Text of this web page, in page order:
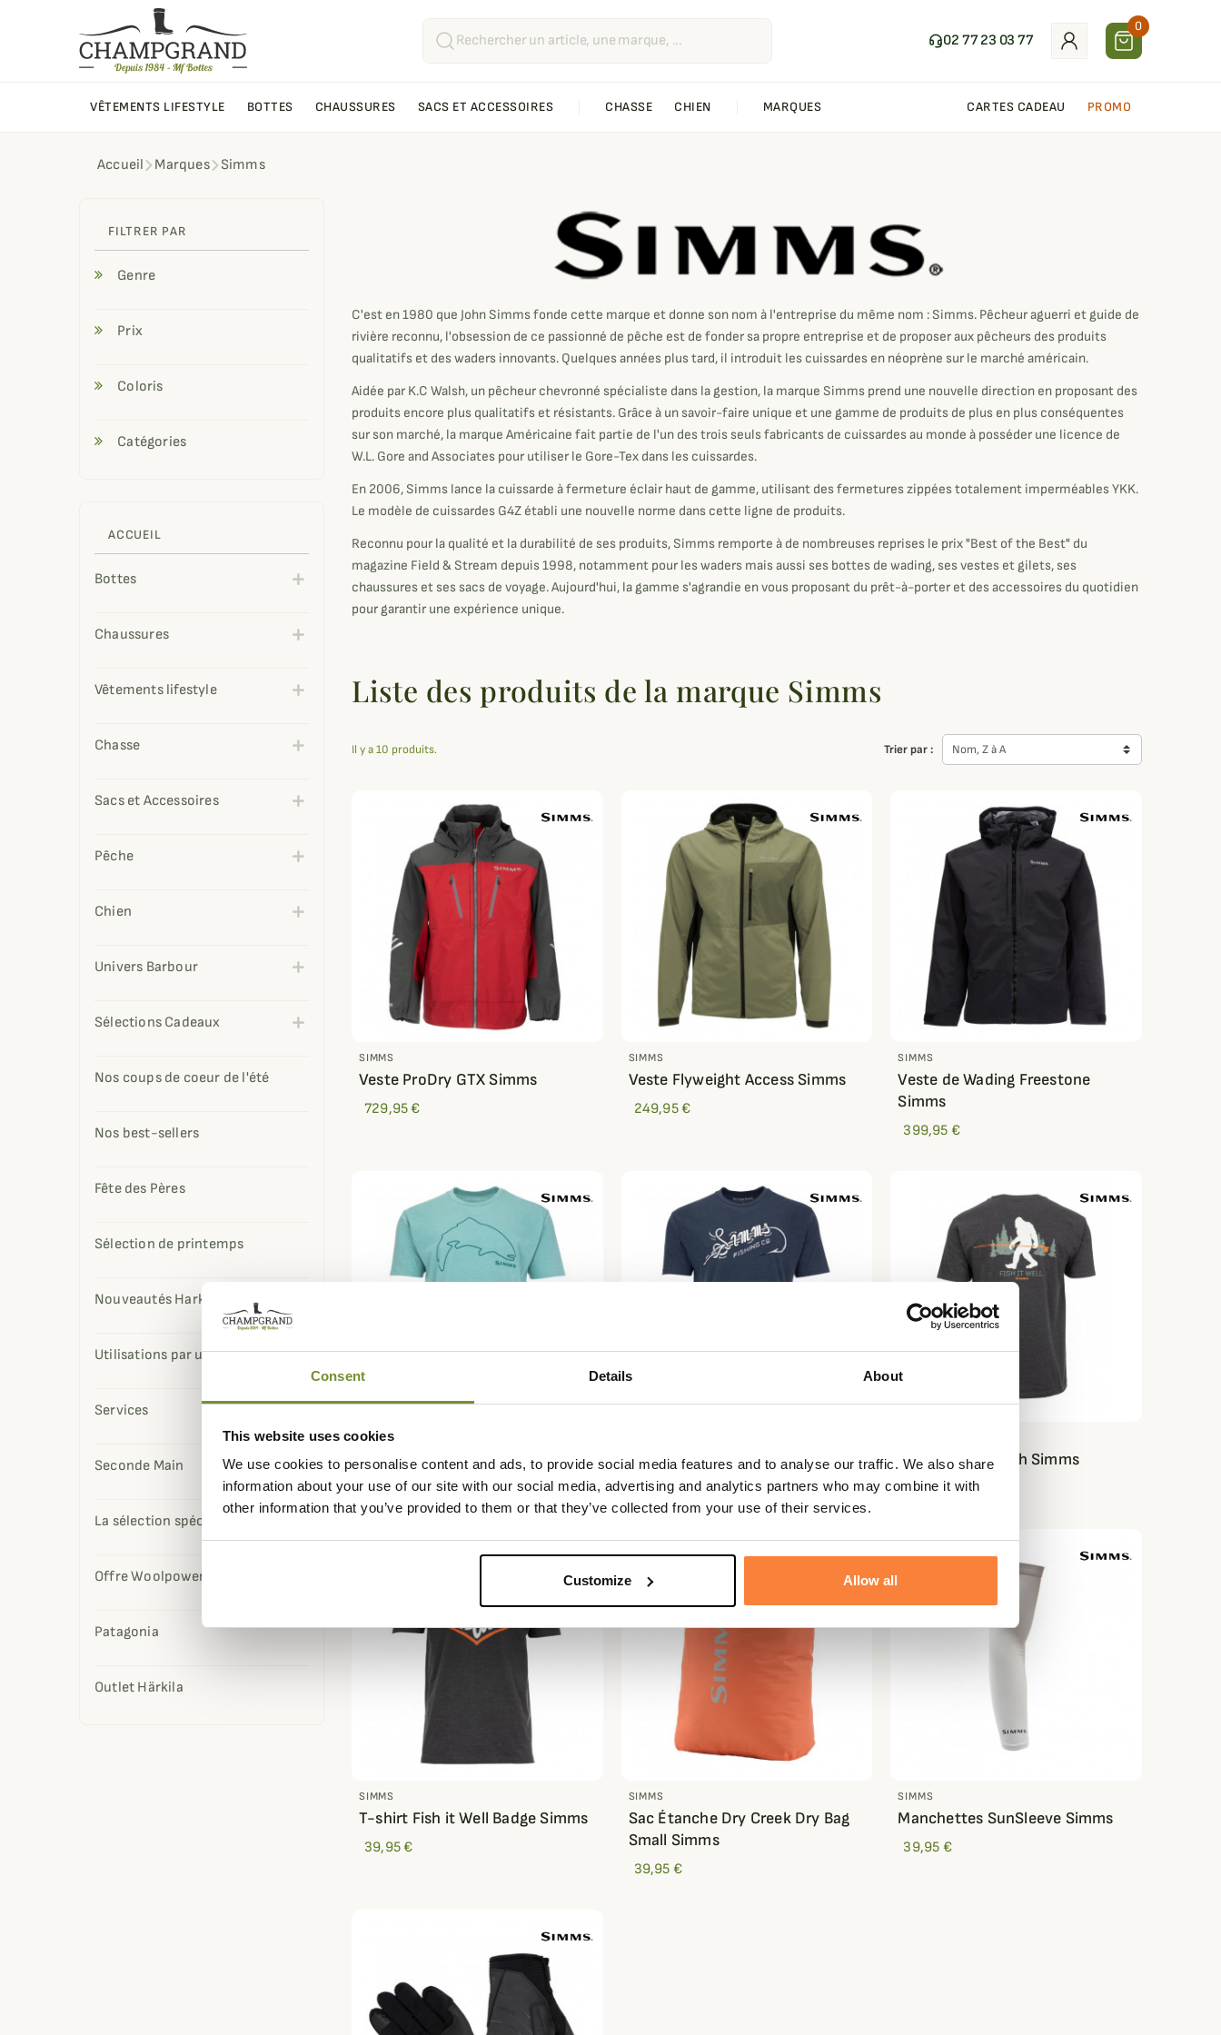
Consent Details About
This website uses cookies
We use cookies to personalise content and ads, to provide social media features and to analyse our traffic. We also share
information about your use of our site with our social media, advertising and analytics partners who may combine it with
other information that you’ve provided to them or that they’ve collected from your use of their services.
Customize Allow all
02 77 23 03 77
0
VÊTEMENTS LIFESTYLE BOTTES CHAUSSURES SACS ET ACCESSOIRES CHASSE CHIEN MARQUES CARTES CADEAU PROMO
Accueil Marques Simms
FILTRER PAR
Genre
Prix
Coloris
Catégories
ACCUEIL
Bottes
Chaussures
Vêtements lifestyle
Chasse
Sacs et Accessoires
Pêche
Chien
Univers Barbour
Sélections Cadeaux
Nos coups de coeur de l'été
Nos best-sellers
Fête des Pères
Sélection de printemps
Nouveautés Harkila
Utilisations par usage
Services
Seconde Main
La sélection spéciale d'Alec
Offre Woolpower
Patagonia
Outlet Härkila
C'est en 1980 que John Simms fonde cette marque et donne son nom à l'entreprise du même nom : Simms. Pêcheur aguerri et guide de
rivière reconnu, l'obsession de ce passionné de pêche est de fonder sa propre entreprise et de proposer aux pêcheurs des produits
qualitatifs et des waders innovants. Quelques années plus tard, il introduit les cuissardes en néoprène sur le marché américain.
Aidée par K.C Walsh, un pêcheur chevronné spécialiste dans la gestion, la marque Simms prend une nouvelle direction en proposant des
produits encore plus qualitatifs et résistants. Grâce à un savoir-faire unique et une gamme de produits de plus en plus conséquentes
sur son marché, la marque Américaine fait partie de l'un des trois seuls fabricants de cuissardes au monde à posséder une licence de
W.L. Gore and Associates pour utiliser le Gore-Tex dans les cuissardes.
En 2006, Simms lance la cuissarde à fermeture éclair haut de gamme, utilisant des fermetures zippées totalement imperméables YKK.
Le modèle de cuissardes G4Z établi une nouvelle norme dans cette ligne de produits.
Reconnu pour la qualité et la durabilité de ses produits, Simms remporte à de nombreuses reprises le prix "Best of the Best" du
magazine Field & Stream depuis 1998, notamment pour les waders mais aussi ses bottes de wading, ses vestes et gilets, ses
chaussures et ses sacs de voyage. Aujourd'hui, la gamme s'agrandie en vous proposant du prêt-à-porter et des accessoires du quotidien
pour garantir une expérience unique.
Liste des produits de la marque Simms
Trier par : Nom, Z à A
Il y a 10 produits.
SIMMS
Veste ProDry GTX Simms
729,95 €
SIMMS
Veste Flyweight Access Simms
249,95 €
SIMMS
Veste de Wading Freestone
Simms
399,95 €
SIMMS
T-shirt Trout Outline Simms
39,95 €
T-shirt Special Knot Simms
39,95 €
T-shirt Sasquatch Simms
39,95 €
SIMMS
T-shirt Fish it Well Badge Simms
39,95 €
SIMMS
Sac Étanche Dry Creek Dry Bag
Small Simms
39,95 €
SIMMS
Manchettes SunSleeve Simms
39,95 €